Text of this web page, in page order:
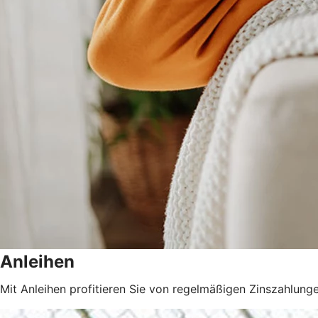
Anleihen
Mit Anleihen profitieren Sie von regelmäßigen